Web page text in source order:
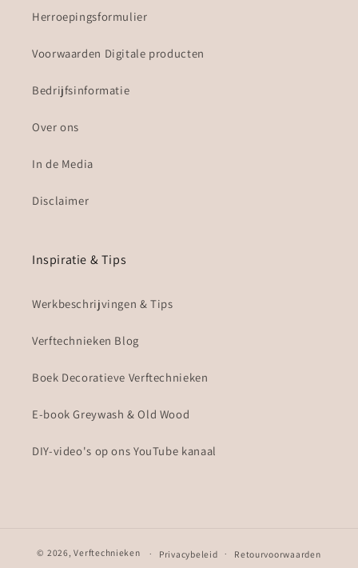
Herroepingsformulier
Voorwaarden Digitale producten
Bedrijfsinformatie
Over ons
In de Media
Disclaimer
Inspiratie & Tips
Werkbeschrijvingen & Tips
Verftechnieken Blog
Boek Decoratieve Verftechnieken
E-book Greywash & Old Wood
DIY-video's op ons YouTube kanaal
© 2026,Verftechnieken Privacybeleid Retourvoorwaarden